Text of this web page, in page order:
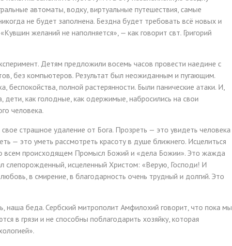
автоматы, водку, виртуальные путешествия, самые
не будет заполнена. Бездна будет требовать всё новых и
желаний не наполняется», — как говорит свт. Григорий
Детям предложили восемь часов провести наедине с
без компьютеров. Результат был неожиданным и пугающим.
беспокойства, полной растерянности. Были панические атаки. И,
как голодные, как одержимые, набросились на свои
человека.
страшное удаление от Бога. Прозреть — это увидеть человека
— это уметь рассмотреть красоту в душе ближнего. Исцелиться
всем происходящем Промысл Божий и «дела Божии». Это жажда
слепорожденный, исцеленный Христом: «Верую, Господи! И
в смирение, в благодарность очень трудный и долгий. Это
наша беда. Сербский митрополит Амфилохий говорит, что пока мы
в грязи и не способны поблагодарить хозяйку, которая